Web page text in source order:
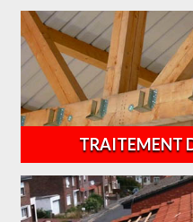
TRAITEMENT